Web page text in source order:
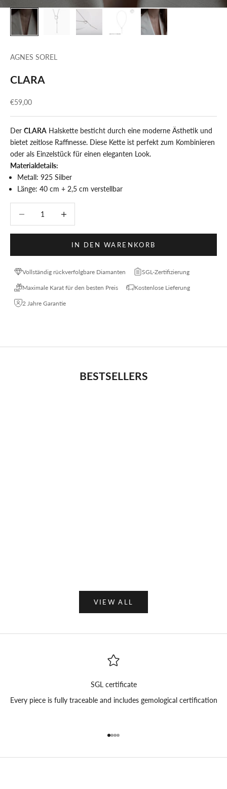
AGNES SOREL
CLARA
Angebot
€59,00
Der CLARA Halskette besticht durch eine moderne Ästhetik und
bietet zeitlose Raffinesse. Diese Kette ist perfekt zum Kombinieren
oder als Einzelstück für einen eleganten Look.
Materialdetails:
Metall: 925 Silber
Länge: 40 cm + 2,5 cm verstellbar
IN DEN WARENKORB
Vollständig rückverfolgbare Diamanten SGL-Zertifizierung
Maximale Karat für den besten Preis Kostenlose Lieferung
2 Jahre Garantie
BESTSELLERS
VIEW ALL
SGL certificate
Every piece is fully traceable and includes gemological certification
Gehe zu Element 1
Gehe zu Element 2
Gehe zu Element 3
Gehe zu Element 4